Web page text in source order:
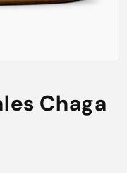
Chaga